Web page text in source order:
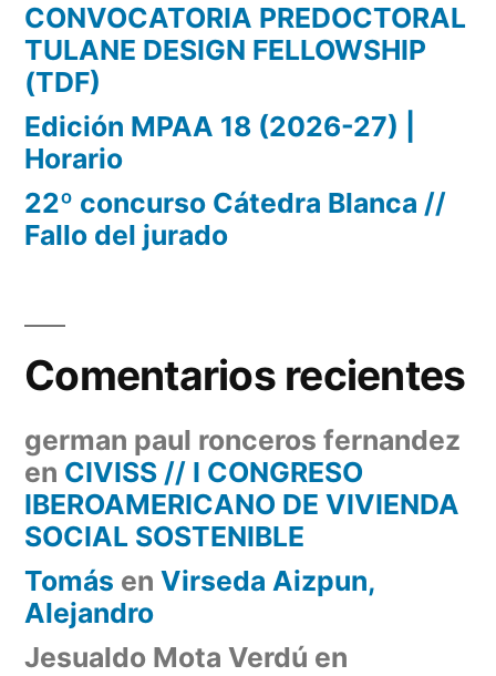
CONVOCATORIA PREDOCTORAL
TULANE DESIGN FELLOWSHIP
(TDF)
Edición MPAA 18 (2026-27) |
Horario
22º concurso Cátedra Blanca //
Fallo del jurado
Comentarios recientes
german paul ronceros fernandez
en CIVISS // I CONGRESO
IBEROAMERICANO DE VIVIENDA
SOCIAL SOSTENIBLE
Tomás en Virseda Aizpun,
Alejandro
Jesualdo Mota Verdú en